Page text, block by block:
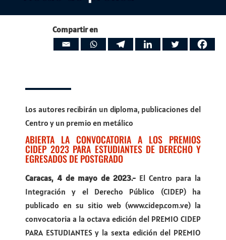
Compartir en
Los autores recibirán un diploma, publicaciones del
Centro y un premio en metálico
ABIERTA LA CONVOCATORIA A LOS PREMIOS
CIDEP 2023 PARA ESTUDIANTES DE DERECHO Y
EGRESADOS DE POSTGRADO
Caracas, 4 de mayo de 2023.- El Centro para la
Integración y el Derecho Público (CIDEP) ha
publicado en su sitio web (www.cidep.com.ve) la
convocatoria a la octava edición del PREMIO CIDEP
PARA ESTUDIANTES y la sexta edición del PREMIO